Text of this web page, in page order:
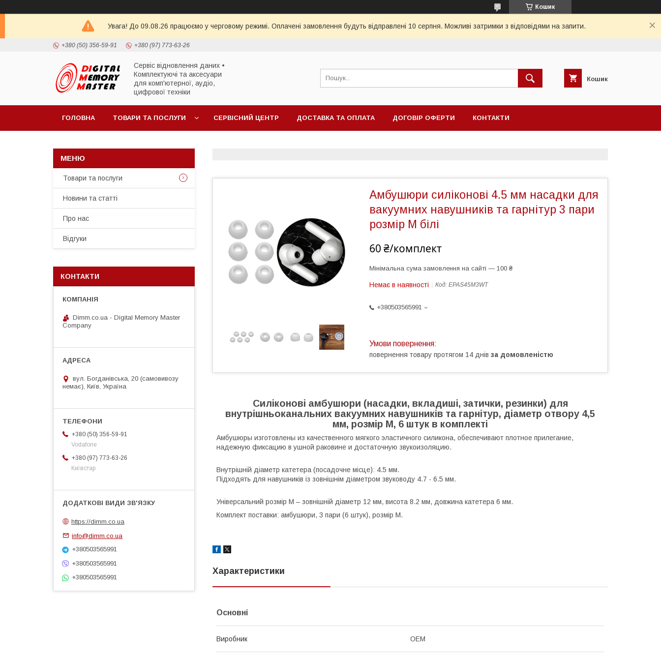
Кошик
Увага! До 09.08.26 працюємо у черговому режимі. Оплачені замовлення будуть відправлені 10 серпня. Можливі затримки з відповідями на запити.
+380 (50) 356-59-91 +380 (97) 773-63-26
Сервіс відновлення даних •
Комплектуючі та аксесуари
для комп'ютерної, аудіо,
цифрової техніки
Кошик
ГОЛОВНА ТОВАРИ ТА ПОСЛУГИ СЕРВІСНИЙ ЦЕНТР ДОСТАВКА ТА ОПЛАТА ДОГОВІР ОФЕРТИ КОНТАКТИ
Амбушюри силіконові 4.5 мм насадки для
вакуумних навушників та гарнітур 3 пари
розмір M білі
60 ₴/комплект
Мінімальна сума замовлення на сайті — 100 ₴
Немає в наявності Код: EPAS45M3WT
+380503565991
повернення товару протягом 14 днів за домовленістю
Силіконові амбушюри (насадки, вкладиші, затички, резинки) для
внутрішньоканальних вакуумних навушників та гарнітур, діаметр отвору 4,5
мм, розмір M, 6 штук в комплекті
Амбушюры изготовлены из качественного мягкого эластичного силикона, обеспечивают плотное прилегание,
надежную фиксацию в ушной раковине и достаточную звукоизоляцию.
Внутрішній діаметр катетера (посадочне місце): 4.5 мм.
Підходять для навушників із зовнішнім діаметром звуководу 4.7 - 6.5 мм.
Універсальний розмір M – зовнішній діаметр 12 мм, висота 8.2 мм, довжина катетера 6 мм.
Комплект поставки: амбушюри, 3 пари (6 штук), розмір M.
Характеристики
Основні
Виробник OEM
Товари та послуги
Новини та статті
Про нас
Відгуки
КОНТАКТИ
Dimm.co.ua - Digital Memory Master
Company
вул. Богданівська, 20 (самовивозу
немає), Київ, Україна
+380 (50) 356-59-91
Vodafone
+380 (97) 773-63-26
Київстар
https://dimm.co.ua
info@dimm.co.ua
+380503565991
+380503565991
+380503565991